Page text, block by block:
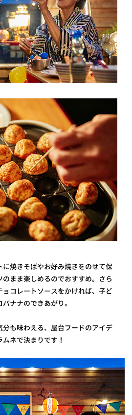
焼きそばやお好み焼きをのせて保
まま楽しめるのでおすすめ。さら
コレートソースをかければ、子ど
ナナのできあがり。
も味わえる、屋台フードのアイデ
ネで決まりです！